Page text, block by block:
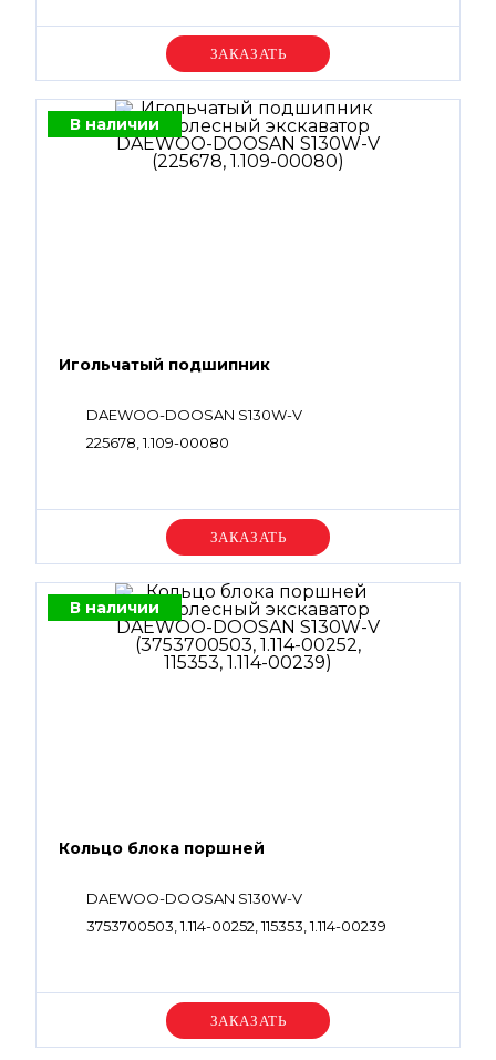
Уточняйте цену
В наличии
Игольчатый подшипник
DAEWOO-DOOSAN S130W-V
225678, 1.109-00080
Уточняйте цену
В наличии
Кольцо блока поршней
DAEWOO-DOOSAN S130W-V
3753700503, 1.114-00252, 115353, 1.114-00239
Уточняйте цену